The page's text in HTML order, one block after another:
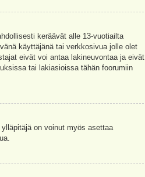
keräävät alle 13-vuotiailta
käyttäjänä tai verkkosivua jolle olet
eivät voi antaa lakineuvontaa ja eivät
tai lakiasioissa tähän foorumiin
on voinut myös asettaa